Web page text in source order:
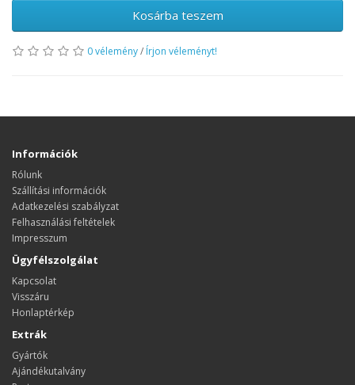
Kosárba teszem
0 vélemény/ Írjon véleményt!
Információk
Rólunk
Szállítási információk
Adatkezelési szabályzat
Felhasználási feltételek
Impresszum
Ügyfélszolgálat
Kapcsolat
Visszáru
Honlaptérkép
Extrák
Gyártók
Ajándékutalvány